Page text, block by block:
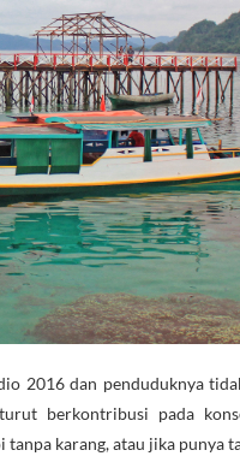
2016 dan penduduknya
berkontribusi pada
karang, atau jika punya